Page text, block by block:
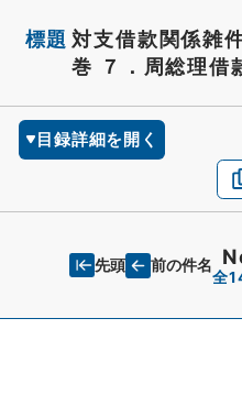
標題 対支借款関係雑
巻 ７．周総理借
目録詳細を開く
先頭 前の件名
全